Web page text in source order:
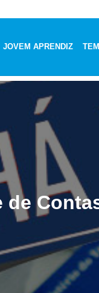
JOVEM APRENDIZ